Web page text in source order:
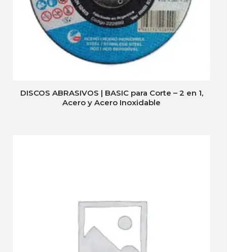
DISCOS ABRASIVOS | BASIC para Corte – 2 en 1,
Acero y Acero Inoxidable